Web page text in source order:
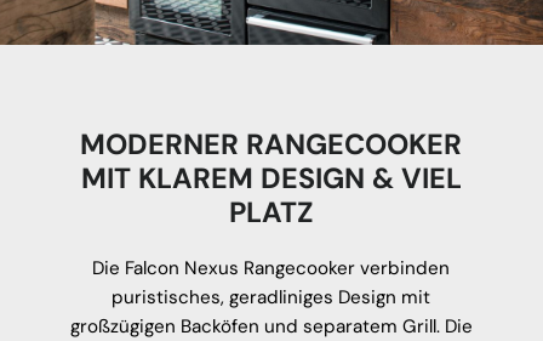
MODERNER RANGECOOKER
MIT KLAREM DESIGN & VIEL
PLATZ
Die Falcon Nexus Rangecooker verbinden
puristisches, geradliniges Design mit
großzügigen Backöfen und separatem Grill. Die